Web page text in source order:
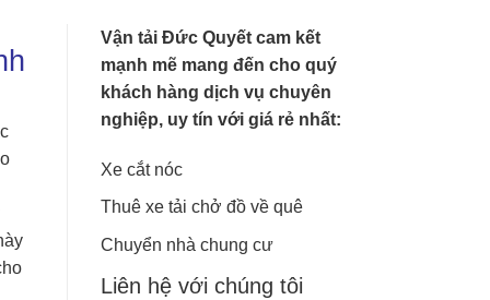
Vận tải Đức Quyết cam kết
mạnh mẽ mang đến cho quý
khách hàng dịch vụ chuyên
nghiệp, uy tín với giá rẻ nhất:
Xe cắt nóc
Thuê xe tải chở đồ về quê
Chuyển nhà chung cư
Liên hệ với chúng tôi